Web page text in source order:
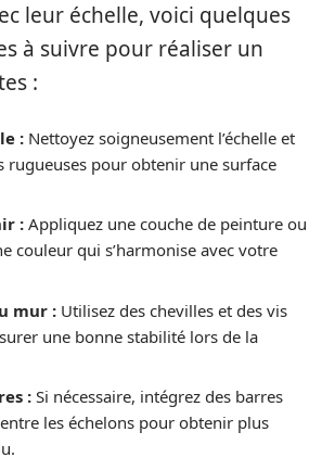
leur échelle, voici quelques
à suivre pour réaliser un
:
: Nettoyez soigneusement l’échelle et
rugueuses pour obtenir une surface
: Appliquez une couche de peinture ou
couleur qui s’harmonise avec votre
mur : Utilisez des chevilles et des vis
une bonne stabilité lors de la
: Si nécessaire, intégrez des barres
les échelons pour obtenir plus